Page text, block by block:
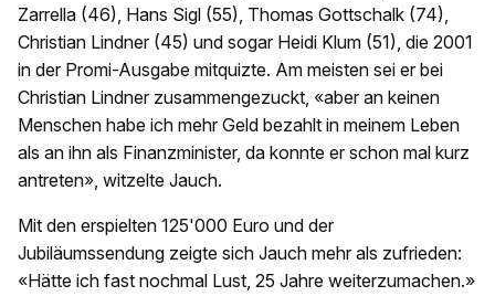
Zarrella (46), Hans Sigl (55), Thomas Gottschalk (74),
Christian Lindner (45) und sogar Heidi Klum (51), die 2001
in der Promi-Ausgabe mitquizte. Am meisten sei er bei
Christian Lindner zusammengezuckt, «aber an keinen
Menschen habe ich mehr Geld bezahlt in meinem Leben
als an ihn als Finanzminister, da konnte er schon mal kurz
antreten», witzelte Jauch.
Mit den erspielten 125'000 Euro und der
Jubiläumssendung zeigte sich Jauch mehr als zufrieden:
«Hätte ich fast nochmal Lust, 25 Jahre weiterzumachen.»